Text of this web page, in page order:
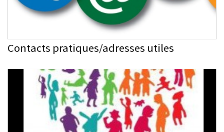
Contacts pratiques/adresses utiles